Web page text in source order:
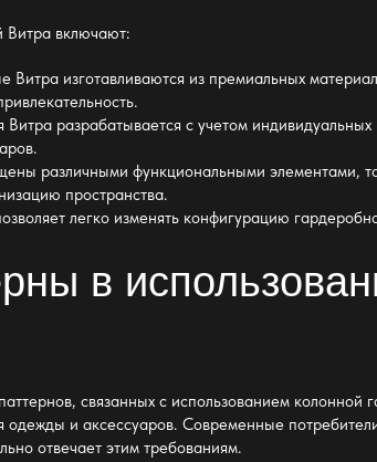
Витра включают:
изготавливаются из премиальных
разрабатывается с учетом индивидуальных
различными функциональными элементами,
пространства.
легко изменять конфигурацию
в
связанных с использованием
и аксессуаров. Современные
отвечает этим требованиям.